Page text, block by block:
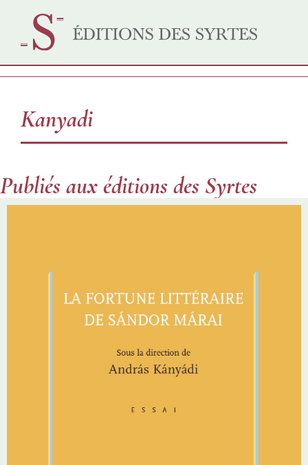
Kanyadi
Publiés aux éditions des Syrtes